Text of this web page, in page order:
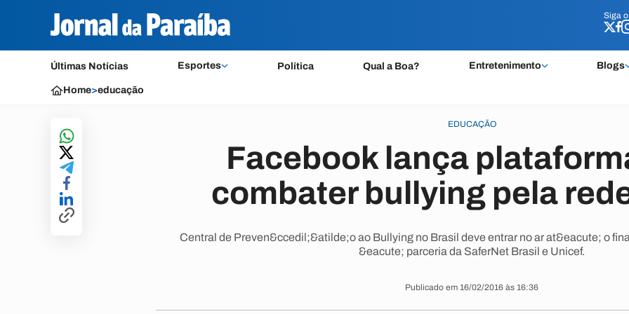
Siga o
Últimas Notícias Esportes Política Qual a Boa? Entretenimento Blogs
Siga o
Home>educação
EDUCAÇÃO
Facebook lança
combater bullying pela
Central de Preven&ccedil;&atilde;o ao Bullying no Brasil deve entrar no ar at&eacute; o
&eacute; parceria da SaferNet Brasil e Unicef.
Publicado em 16/02/2016 às 16:36